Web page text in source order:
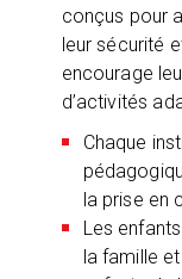
conçus pour
leur sécurité
encourage
d’activités
Chaque
la prise en
Les
la famille